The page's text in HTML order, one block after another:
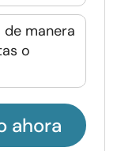
manera
o
ahora